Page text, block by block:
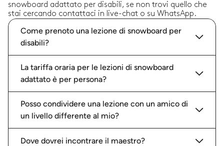
snowboard adattato per disabili, se non trovi quello che
stai cercando contattaci in live-chat o su WhatsApp.
Come prenoto una lezione di snowboard per
disabili?
La tariffa oraria per le lezioni di snowboard
adattato è per persona?
Posso condividere una lezione con un amico di
un livello differente al mio?
Dove dovrei incontrare il maestro?